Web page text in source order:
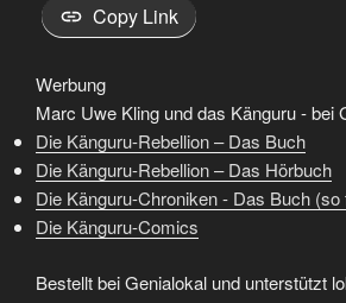
Copy Link
Werbung
Marc Uwe Kling und das Känguru - bei
Die Känguru-Rebellion – Das Buch
Die Känguru-Rebellion – Das Hörbuch
Die Känguru-Chroniken - Das Buch (so
Die Känguru-Comics
Bestellt bei Genialokal und unterstützt